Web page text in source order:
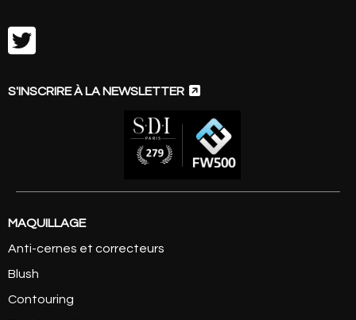

S'INSCRIRE À LA NEWSLETTER 
MAQUILLAGE
Anti-cernes et correcteurs
Blush
Contouring